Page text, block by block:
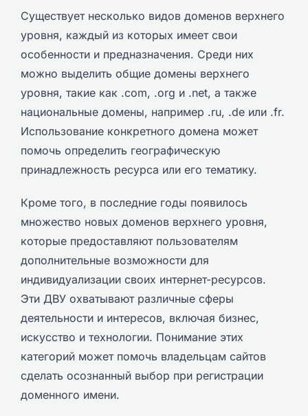
Существует несколько видов доменов верхнего
уровня, каждый из которых имеет свои
особенности и предназначения. Среди них
можно выделить общие домены верхнего
уровня, такие как .com, .org и .net, а также
национальные домены, например .ru, .de или .fr.
Использование конкретного домена может
помочь определить географическую
принадлежность ресурса или его тематику.
Кроме того, в последние годы появилось
множество новых доменов верхнего уровня,
которые предоставляют пользователям
дополнительные возможности для
индивидуализации своих интернет-ресурсов.
Эти ДВУ охватывают различные сферы
деятельности и интересов, включая бизнес,
искусство и технологии. Понимание этих
категорий может помочь владельцам сайтов
сделать осознанный выбор при регистрации
доменного имени.